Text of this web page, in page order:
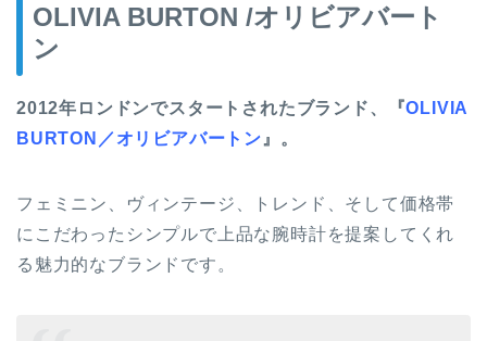
OLIVIA BURTON /オリビアバート
ン
2012年ロンドンでスタートされたブランド、『OLIVIA
BURTON／オリビアバートン 』。
フェミニン、ヴィンテージ、トレンド、そして価格帯
にこだわったシンプルで上品な腕時計を提案してくれ
る魅力的なブランドです。